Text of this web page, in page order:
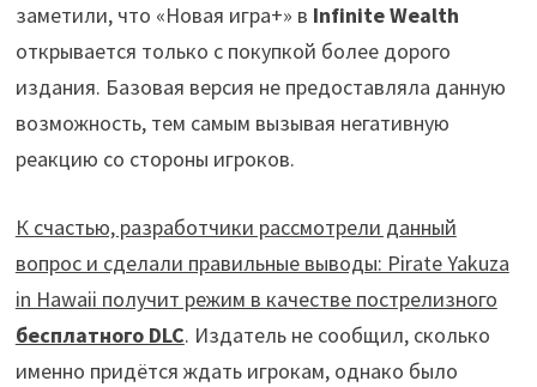
заметили, что «Новая игра+» в Infinite Wealth
открывается только с покупкой более дорого
издания. Базовая версия не предоставляла данную
возможность, тем самым вызывая негативную
реакцию со стороны игроков.
К счастью, разработчики рассмотрели данный
вопрос и сделали правильные выводы: Pirate Yakuza
in Hawaii получит режим в качестве пострелизного
бесплатного DLC. Издатель не сообщил, сколько
именно придётся ждать игрокам, однако было